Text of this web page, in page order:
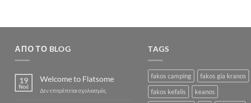
ΑΠΌ ΤΟ BLOG
19
Νοέ
Welcome to Flatsome
Δεν επιτρέπεται σχολιασμόςστο
TAGS
fakos camping
fakos gia kranos
fakos kefalis
keanos